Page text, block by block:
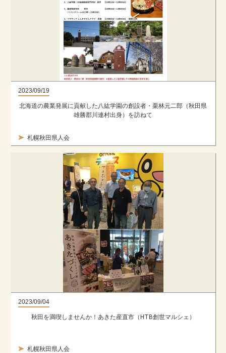
2023/09/19
札幌秋田県人会
北海道の農業発展に貢献した八紘学園の創設者・栗林元二郎（秋田県
雄勝郡川連村出身）を訪ねて
2023/09/04
札幌秋田県人会
秋田を満喫しませんか！あきた産直市（HTB創世マルシェ）